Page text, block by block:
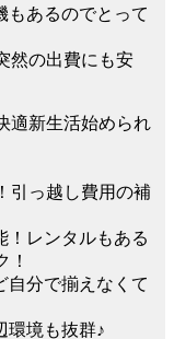
あるのでとって
然の出費にも安
適新生活始められ
引っ越し費用の補
レンタルもある
！
分で揃えなくて
環境も抜群♪